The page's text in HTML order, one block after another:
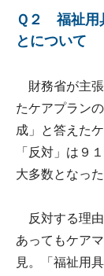
Ｑ２ 福祉用
とについて
財務省が主張
たケアプラン
成」と答えた
「反対」は９
大多数となった
反対する理由
あってもケア
見。「福祉用